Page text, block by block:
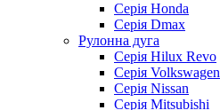
Серія Honda
Серія Dmax
Рулонна дуга
Серія Hilux Revo
Серія Volkswagen
Серія Nissan
Серія Mitsubishi